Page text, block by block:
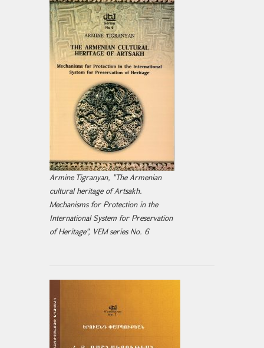
Armine Tigranyan, "The Armenian
cultural heritage of Artsakh.
Mechanisms for Protection in the
International System for Preservation
of Heritage", VEM series No. 6